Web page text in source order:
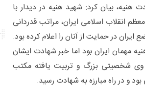
هنیه، بیان کرد: شهید هنیه در دیدار با
انقلاب اسلامی ایران، مراتب قدردانی
ایران در حمایت از آنان را اعلام کرده بود.
مهمان ایران بود اما خبر شهادت ایشان
وی شخصیتی بزرگ و تربیت یافته مکتب
و در راه مبارزه به شهادت رسید.